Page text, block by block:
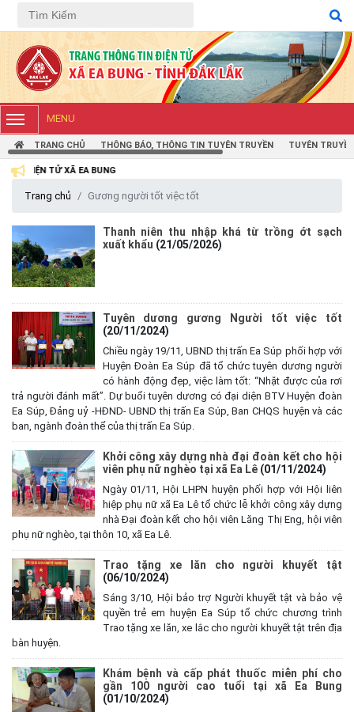
MENU
TRANG CHỦ THÔNG BÁO, THÔNG TIN TUYÊN TRUYỀN TUYÊN
EA BUNG
Trang chủ Gương người tốt việc tốt
Thanh niên thu nhập khá từ trồng ớt sạch
xuất khẩu (21/05/2026)
Tuyên dương gương Người tốt việc tốt
(20/11/2024)
Chiều ngày 19/11, UBND thị trấn Ea Súp phối hợp với
Huyện Đoàn Ea Súp đã tổ chức tuyên dương người
có hành động đẹp, việc làm tốt: “Nhặt được của rơi
trả người đánh mất”. Dự buổi tuyên dương có đại diện BTV Huyện đoàn
Ea Súp, Đảng uỷ -HĐND- UBND thị trấn Ea Súp, Ban CHQS huyện và các
ban, ngành đoàn thể của thị trấn Ea Súp.
Khởi công xây dựng nhà đại đoàn kết cho hội
viên phụ nữ nghèo tại xã Ea Lê (01/11/2024)
Ngày 01/11, Hội LHPN huyện phối hợp với Hội liên
hiệp phụ nữ xã Ea Lê tổ chức lễ khởi công xây dựng
nhà Đại đoàn kết cho hội viên Lăng Thị Eng, hội viên
phụ nữ nghèo, tại thôn 10, xã Ea Lê.
Trao tặng xe lăn cho người khuyết tật
(06/10/2024)
Sáng 3/10, Hội bảo trợ Người khuyết tật và bảo vệ
quyền trẻ em huyện Ea Súp tổ chức chương trình
Trao tặng xe lăn, xe lắc cho người khuyết tật trên địa
bàn huyện.
Khám bệnh và cấp phát thuốc miễn phí cho
gần 100 người cao tuổi tại xã Ea Bung
(01/10/2024)